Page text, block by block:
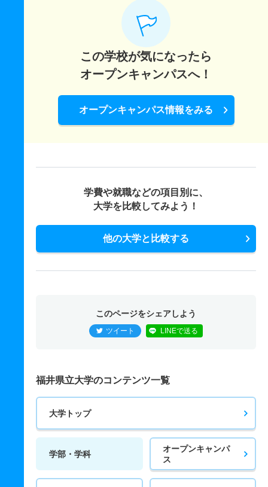
この学校が気になったら
オープンキャンパスへ！
オープンキャンパス情報をみる
学費や就職などの項目別に、
大学を比較してみよう！
他の大学と比較する
このページをシェアしよう
ツイート LINEで送る
福井県立大学のコンテンツ一覧
大学トップ
学部・学科
オープンキャンパ
ス